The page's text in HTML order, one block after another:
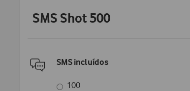
SMS Shot 500
SMS incluídos
100